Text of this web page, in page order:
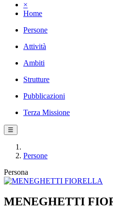
×
Home
Persone
Attività
Ambiti
Strutture
Pubblicazioni
Terza Missione
☰
Persone
Persona
MENEGHETTI